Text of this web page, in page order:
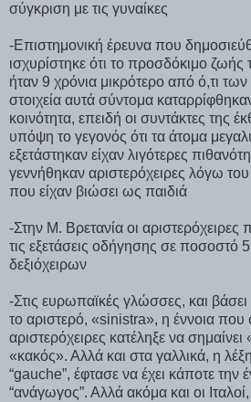
σύγκριση με τις γυναίκες
-Επιστημονική έρευνα που
ισχυρίστηκε ότι το προσδόκιμο ζωής
ήταν 9 χρόνια μικρότερο από ό,τι
στοιχεία αυτά σύντομα
κοινότητα, επειδή οι συντάκτες της
υπόψη το γεγονός ότι τα άτομα
εξετάστηκαν είχαν λιγότερες
γεννήθηκαν αριστερόχειρες λόγω
που είχαν βιώσει ως παιδιά
-Στην Μ. Βρετανία οι αριστερόχειρες
τις εξετάσεις οδήγησης σε ποσοστό
δεξιόχειρων
-Στις ευρωπαϊκές γλώσσες, και βάσει
το αριστερό, «sinistra», η έννοια που
αριστερόχειρες κατέληξε να σημαίνει
«κακός». Αλλά και στα γαλλικά, η λέξη
“gauche”, έφτασε να έχει κάποτε την
“ανάγωγος”. Αλλά ακόμα και οι